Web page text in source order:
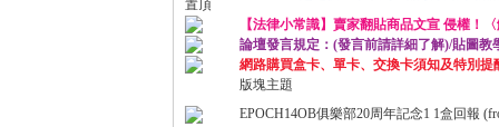
【法律小常識】賣家翻貼商品文宣 侵權！
論壇發言規定：(發言前請詳細了解)/貼圖教
網路購買盒卡、單卡、交換卡須知及特別提
版塊主題
EPOCH14OB俱樂部20周年記念1 1盒回報